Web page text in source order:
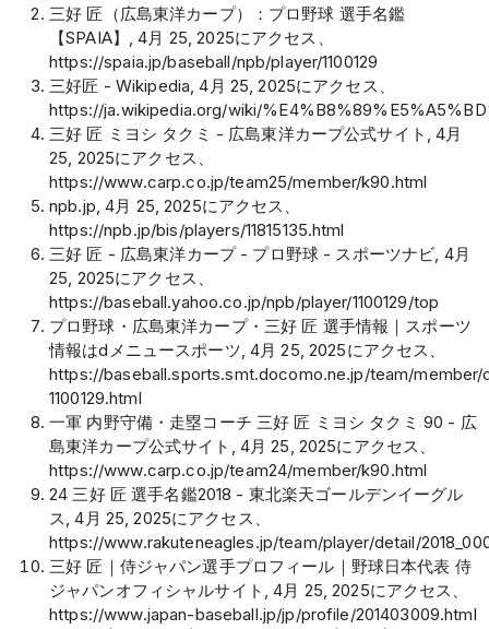
三好 匠（広島東洋カープ）：プロ野球 選手名鑑
【SPAIA】, 4月 25, 2025にアクセス、
https://spaia.jp/baseball/npb/player/1100129
三好匠 - Wikipedia, 4月 25, 2025にアクセス、
https://ja.wikipedia.org/wiki/
三好 匠 ミヨシ タクミ - 広島東洋カープ公式サイト, 4月
25, 2025にアクセス、
https://www.carp.co.jp/team25/member/k90.html
npb.jp, 4月 25, 2025にアクセス、
https://npb.jp/bis/players/11815135.html
三好 匠 - 広島東洋カープ - プロ野球 - スポーツナビ, 4月
25, 2025にアクセス、
https://baseball.yahoo.co.jp/npb/player/1100129/top
プロ野球・広島東洋カープ・三好 匠 選手情報｜スポーツ
情報はdメニュースポーツ, 4月 25, 2025にアクセス、
https://baseball.sports.smt.docomo.ne.jp/team/member/
1100129.html
一軍 内野守備・走塁コーチ 三好 匠 ミヨシ タクミ 90 - 広
島東洋カープ公式サイト, 4月 25, 2025にアクセス、
https://www.carp.co.jp/team24/member/k90.html
24 三好 匠 選手名鑑2018 - 東北楽天ゴールデンイーグル
ス, 4月 25, 2025にアクセス、
https://www.rakuteneagles.jp/team/player/detail/
三好 匠｜侍ジャパン選手プロフィール｜野球日本代表 侍
ジャパンオフィシャルサイト, 4月 25, 2025にアクセス、
https://www.japan-baseball.jp/jp/profile/201403009.html